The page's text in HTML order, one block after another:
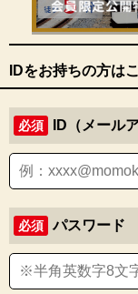
IDをお持ちの方は
必須 ID（メール
必須 パスワード